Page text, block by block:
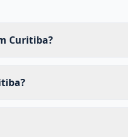
Curitiba?